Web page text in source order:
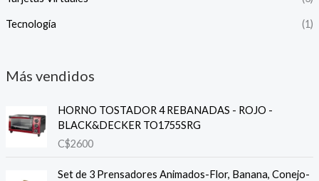
Tecnología (1)
Más vendidos
HORNO TOSTADOR 4 REBANADAS - ROJO -
BLACK&DECKER TO1755SRG
C$2600
Set de 3 Prensadores Animados-Flor, Banana, Conejo-